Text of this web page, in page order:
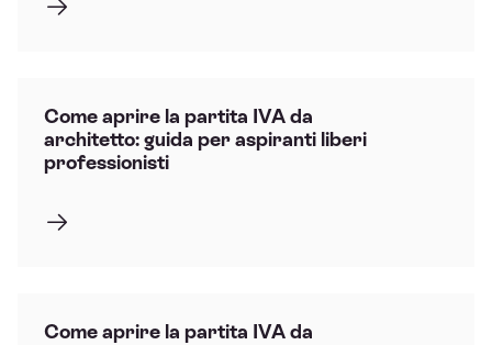
Come aprire la partita IVA da
architetto: guida per aspiranti liberi
professionisti
Come aprire la partita IVA da